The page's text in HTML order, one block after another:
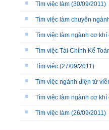
Tìm việc làm (30/09/2011)
Tìm việc làm chuyên
Tìm việc làm ngành cơ khí
Tìm việc Tài Chính Kế
Tìm việc (27/09/2011)
Tìm việc ngành điện tử
Tìm việc làm ngành cơ khí
Tìm việc làm (26/09/2011)